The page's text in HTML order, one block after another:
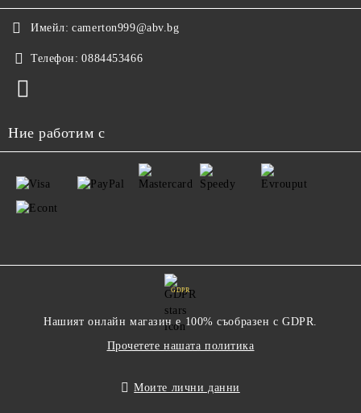
Имейл: camerton999@abv.bg
Телефон: 0884453466
Ние работим с
GDPR
Нашият онлайн магазин е 100% съобразен с GDPR.
Прочетете нашата политика
Моите лични данни